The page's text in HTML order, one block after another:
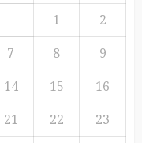
1
2
7 8
9
14 15
16
21 22
23